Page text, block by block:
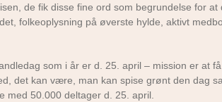
de fik disse fine ord som begrundelse for at
folkeoplysning på øverste hylde, aktivt
som i år er d. 25. april – mission er at
det kan være, man kan spise grønt den dag
med 50.000 deltager d. 25. april.